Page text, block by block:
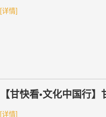
[详情]
【甘快看•文化中国行
[详情]